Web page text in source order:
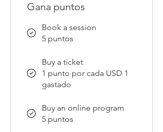
Gana puntos
Book a session
5 puntos
Buy a ticket
1 punto por cada USD 1
gastado
Buy an online program
5 puntos